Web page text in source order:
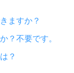
ますか？
？不要です。
？